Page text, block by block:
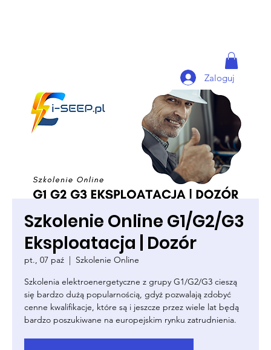
Zaloguj
Szkolenie Online G1/G2/G3
Eksploatacja | Dozór
pt., 07 paź
  |
Szkolenie Online
Szkolenia elektroenergetyczne z grupy G1/G2/G3 cieszą
się bardzo dużą popularnością, gdyż pozwalają zdobyć
cenne kwalifikacje, które są i jeszcze przez wiele lat będą
bardzo poszukiwane na europejskim rynku zatrudnienia.